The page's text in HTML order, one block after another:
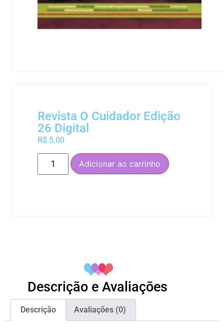
Revista O Cuidador Edição
26 Digital
R$ 5,00
Adicionar ao carrinho
Descrição e Avaliações
Descrição Avaliações (0)